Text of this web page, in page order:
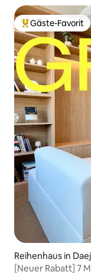
Beliebter Gäste-
Gäste-Favorit
Reihenhaus in
[Neuer Rabatt] 7